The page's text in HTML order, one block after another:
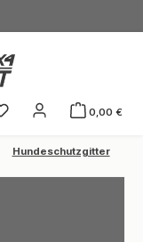
Du hast 0 Produkte
0,00 €
Hundeschutzgitter